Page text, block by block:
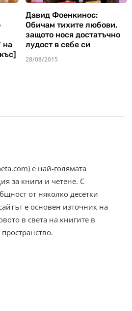
на
Давид Фоенкинос:
Обичам тихите любови,
защото нося достатъчно
лудост в себе си
28/08/2015
е най-голямата
за книги и четене. С
от няколко десетки
е основен източник на
в света на книгите в